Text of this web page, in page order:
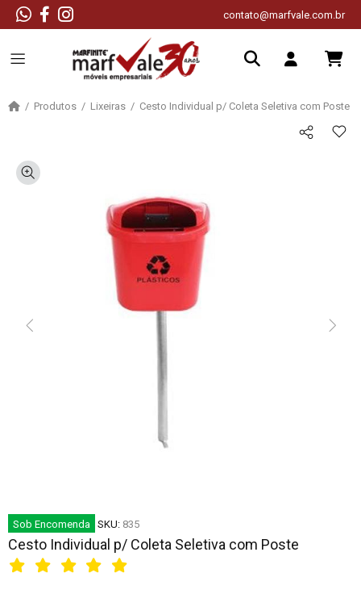
contato@marfvale.com.br
Produtos Lixeiras Cesto Individual p/ Coleta Seletiva com Poste
Sob Encomenda SKU: 835
Cesto Individual p/ Coleta Seletiva com Poste